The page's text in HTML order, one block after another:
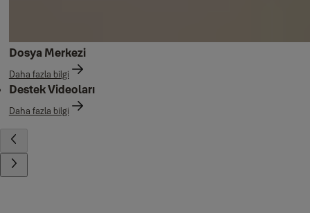
Dosya Merkezi
Daha fazla bilgi
Destek Videoları
Daha fazla bilgi